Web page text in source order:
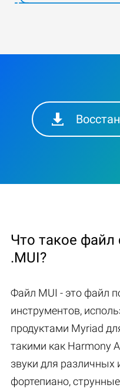
Что такое
.MUI?
Файл MUI - это файл
инструментов,
продуктами Myriad
такими как Harmony
звуки для различных
фортепиано,